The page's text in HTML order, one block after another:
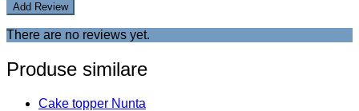
There are no reviews yet.
Produse similare
Cake topper Nunta